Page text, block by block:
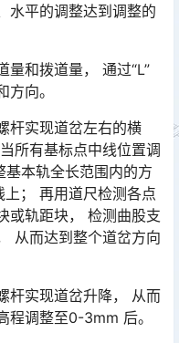
水平的调整达到调整的
量和拨道量， 通过“L”
向。
杆实现道岔左右的横
所有基标点中线位置调
本轨全长范围内的方
； 再用道尺检测各点
或轨距块， 检测曲股支
从而达到整个道岔方向
杆实现道岔升降， 从而
程调整至0-3mm 后。